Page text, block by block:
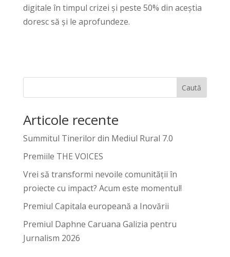
digitale în timpul crizei și peste 50% din aceștia
doresc să și le aprofundeze.
Caută
Articole recente
Summitul Tinerilor din Mediul Rural 7.0
Premiile THE VOICES
Vrei să transformi nevoile comunității în
proiecte cu impact? Acum este momentul!
Premiul Capitala europeană a Inovării
Premiul Daphne Caruana Galizia pentru
Jurnalism 2026